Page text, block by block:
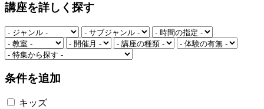
講座を詳しく探す
条件を追加
キッズ